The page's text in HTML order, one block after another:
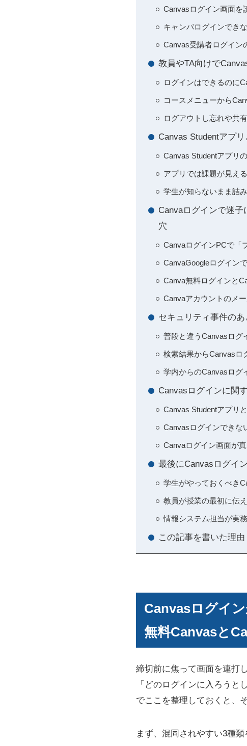
Canvasログイン画面を
キャンバログインでき
Canvas受講者ログイン
教員やTA向けで
ログインはできるのに
コースメニューから
ログアウトし忘れや共
Canvas Studentアプ
Canvas Studentアプリ
アプリでは課題が見え
学生が知らないまま詰
Canvaログインで迷
穴
CanvaログインPCで「
CanvaGoogleログイン
Canva無料ログインと
Canvaアカウントのメ
セキュリティ事件の
普段と違うCanvasログ
検索結果からCanvasロ
学内からのCanvasログ
Canvasログインに関
Canvas Studentアプリ
Canvasログインできな
Canvaログイン画面が
最後にCanvasログイ
学生がやっておくべき
教員が授業の最初に伝
情報システム担当が実
この記事を書いた理由
Canvasログイ
無料Canvasと
締切前に焦って画面を連打
「どのログインに入ろう
でここを整理しておくと、
まず、混同されやすい3種類